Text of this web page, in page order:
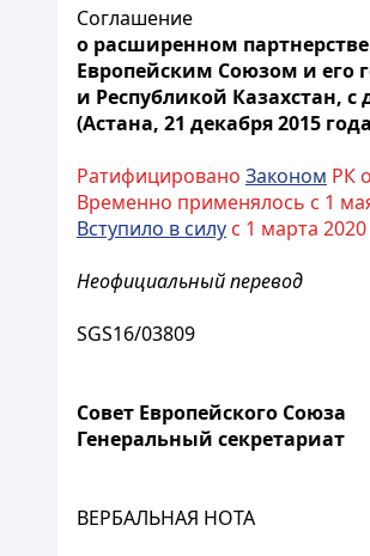
Соглашение
о расширенном
Европейским Союзом и его
и Республикой Казахстан, с
(Астана, 21 декабря 2015
Ратифицировано Законом РК
Временно применялось с 1
Вступило в силу с 1 марта 2020
Неофициальный перевод
SGS16/03809
Совет Европейского Союза
Генеральный секретариат
ВЕРБАЛЬНАЯ НОТА